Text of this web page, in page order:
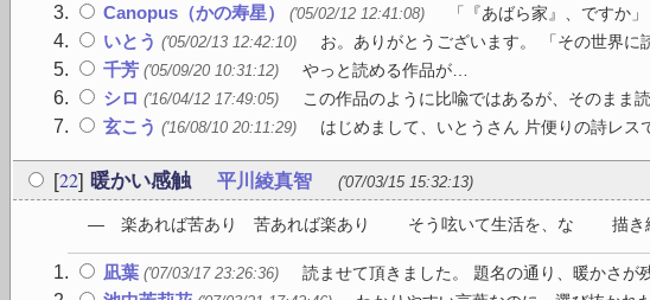
Canopus（かの寿星） ('05/02/12 12:41:08) 「『あばら家』、ですか
いとう ('05/02/13 12:42:10) お。ありがとうございます。 「その世界に
千芳 ('05/09/20 10:31:12) やっと読める作品が…
シロ ('16/04/12 17:49:05) この作品のように比喩ではあるが、そのまま
玄こう ('16/08/10 20:11:29) はじめまして、いとうさん 片便りの詩レス
[22] 暖かい感触 平川綾真智 ('07/03/15 15:32:13)
― 楽あれば苦あり 苦あれば楽あり そう呟いて生活を、な 描き続
凪葉 ('07/03/17 23:26:36) 読ませて頂きました。 題名の通り、暖かさが